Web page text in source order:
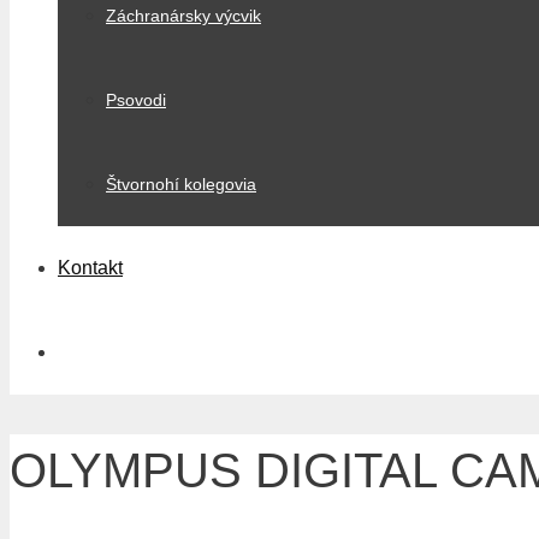
Záchranársky výcvik
Psovodi
Štvornohí kolegovia
Kontakt
OLYMPUS DIGITAL